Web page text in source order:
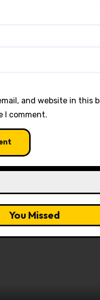
and website in this
I comment.
You Missed